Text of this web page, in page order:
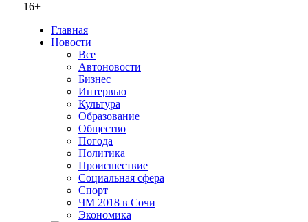
16+
Главная
Новости
Все
Автоновости
Бизнес
Интервью
Культура
Образование
Общество
Погода
Политика
Происшествие
Социальная сфера
Спорт
ЧМ 2018 в Сочи
Экономика